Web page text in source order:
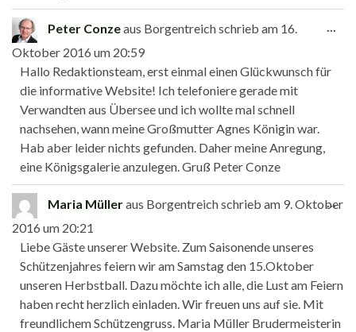
Peter Conzeaus Borgentreichschrieb am 16.
Oktober 2016 um 20:59
Hallo Redaktionsteam, erst einmal einen Glückwunsch für
die informative Website! Ich telefoniere gerade mit
Verwandten aus Übersee und ich wollte mal schnell
nachsehen, wann meine Großmutter Agnes Königin war.
Hab aber leider nichts gefunden. Daher meine Anregung,
eine Königsgalerie anzulegen. Gruß Peter Conze
...
Maria Mülleraus Borgentreichschrieb am 9. Oktober
2016 um 20:21
Liebe Gäste unserer Website. Zum Saisonende unseres
Schützenjahres feiern wir am Samstag den 15.Oktober
unseren Herbstball. Dazu möchte ich alle, die Lust am Feiern
haben recht herzlich einladen. Wir freuen uns auf sie. Mit
freundlichem Schützengruss. Maria Müller Brudermeisterin
...